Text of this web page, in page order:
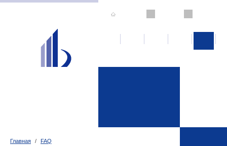
Главная / FAQ